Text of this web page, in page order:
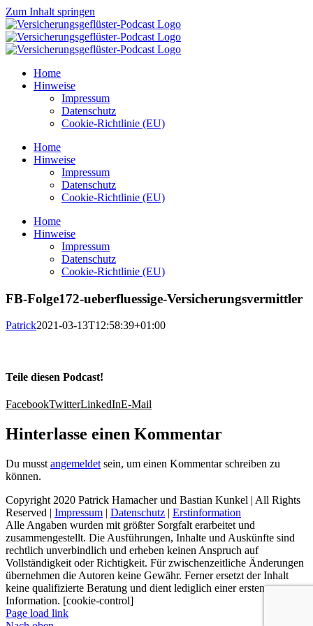
Zum Inhalt springen
Home
Hinweise
Impressum
Datenschutz
Cookie-Richtlinie (EU)
Home
Hinweise
Impressum
Datenschutz
Cookie-Richtlinie (EU)
Home
Hinweise
Impressum
Datenschutz
Cookie-Richtlinie (EU)
FB-Folge172-ueberfluessige-Versicherungsvermittler
Patrick2021-03-13T12:58:39+01:00
Teile diesen Podcast!
FacebookTwitterLinkedInE-Mail
Hinterlasse einen Kommentar
Du musst angemeldet sein, um einen Kommentar schreiben zu
können.
Copyright 2020 Patrick Hamacher und Bastian Kunkel | All Rights
Reserved | Impressum | Datenschutz | Erstinformation
Alle Angaben wurden mit größter Sorgfalt erarbeitet und
zusammengestellt. Die Ausführungen, Inhalte und Auskünfte sind
rechtlich unverbindlich und erheben keinen Anspruch auf
Vollständigkeit oder Richtigkeit. Für zwischenzeitliche Änderungen
übernehmen die Autoren keine Gewähr. Ferner ersetzt der Inhalt
keine qualifizierte Beratung und dient lediglich einer ersten
Information. [cookie-control]
Page load link